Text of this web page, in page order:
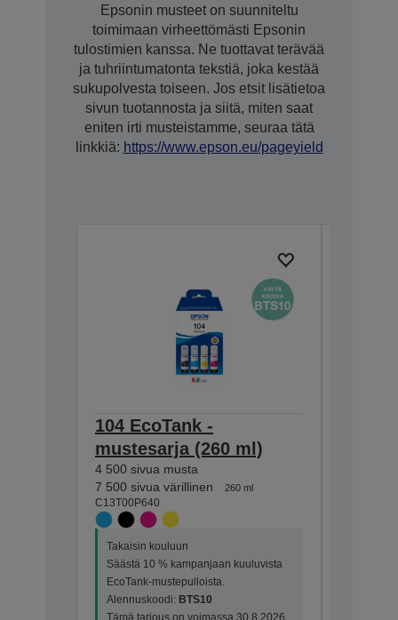
Epsonin musteet on suunniteltu
toimimaan virheettömästi Epsonin
tulostimien kanssa. Ne tuottavat terävää
ja tuhriintumatonta tekstiä, joka kestää
sukupolvesta toiseen. Jos etsit lisätietoa
sivun tuotannosta ja siitä, miten saat
eniten irti musteistamme, seuraa tätä
linkkiä: https://www.epson.eu/pageyield
104 EcoTank -
mustesarja (260 ml)
4 500 sivua musta
7 500 sivua värillinen
260 ml
C13T00P640
Takaisin kouluun
Säästä 10 % kampanjaan kuuluvista
EcoTank-mustepulloista.
Alennuskoodi: BTS10
Tämä tarjous on voimassa 30.8.2026